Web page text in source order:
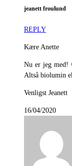
jeanett froulund
REPLY
Kære Anette
Nu er jeg med!
Altså biolumin
Venligst Jeanett
16/04/2020